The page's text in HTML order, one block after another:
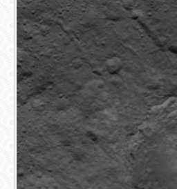
ВХОД
RSS